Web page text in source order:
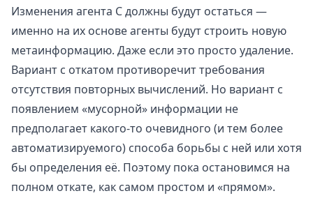
Изменения агента C должны будут остаться —
именно на их основе агенты будут строить новую
метаинформацию. Даже если это просто удаление.
Вариант с откатом противоречит требования
отсутствия повторных вычислений. Но вариант с
появлением «мусорной» информации не
предполагает какого-то очевидного (и тем более
автоматизируемого) способа борьбы с ней или хотя
бы определения её. Поэтому пока остановимся на
полном откате, как самом простом и «прямом».